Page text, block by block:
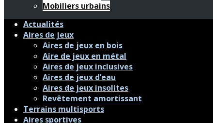
Mobiliers urbains
Actualités
Aires de jeux
Aires de jeux en bois
Aire de jeux en métal
Aires de jeux inclusives
Aires de jeux d’eau
Aires de jeux insolites
Revêtement amortissant
Terrains multisports
Aires sportives